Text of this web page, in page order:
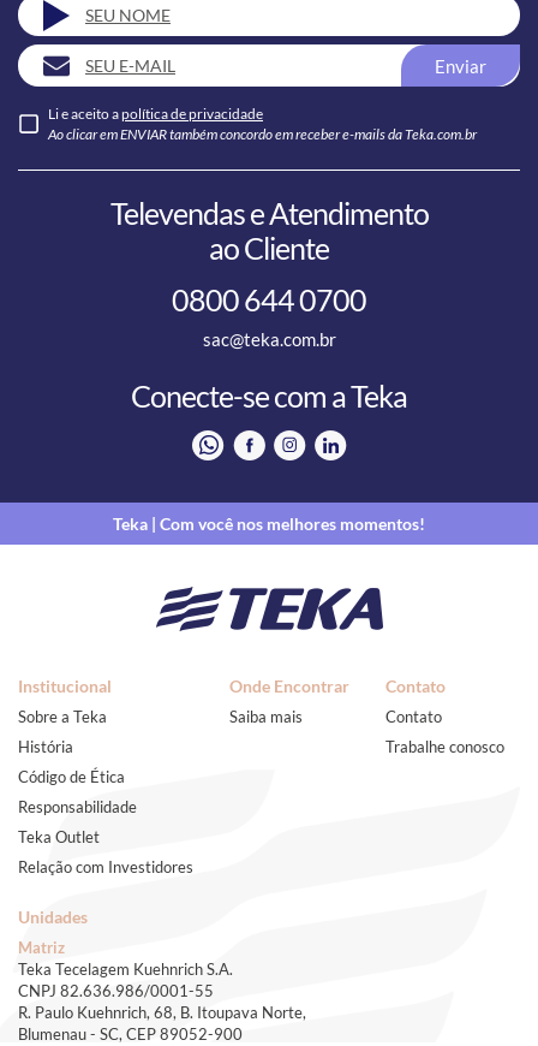
Enviar
Li e aceito apolítica de privacidade
Ao clicar em ENVIAR também concordo em receber e-mails da Teka.com.br
Televendas e Atendimento
ao Cliente
0800 644 0700
sac@teka.com.br
Conecte-se com a Teka
Teka | Com você nos melhores momentos!
Institucional
Sobre a Teka
História
Código de Ética
Responsabilidade
Teka Outlet
Relação com Investidores
Onde Encontrar
Saiba mais
Contato
Contato
Trabalhe conosco
Unidades
Matriz
Teka Tecelagem Kuehnrich S.A.
CNPJ 82.636.986/0001-55
R. Paulo Kuehnrich, 68, B. Itoupava Norte,
Blumenau - SC, CEP 89052-900